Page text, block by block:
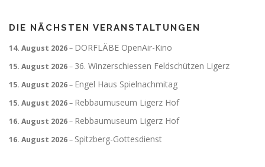
DIE NÄCHSTEN VERANSTALTUNGEN
14. August 2026– DORFLÄBE OpenAir-Kino
15. August 2026– 36. Winzerschiessen Feldschützen Ligerz
15. August 2026– Engel Haus Spielnachmitag
15. August 2026– Rebbaumuseum Ligerz Hof
16. August 2026– Rebbaumuseum Ligerz Hof
16. August 2026– Spitzberg-Gottesdienst